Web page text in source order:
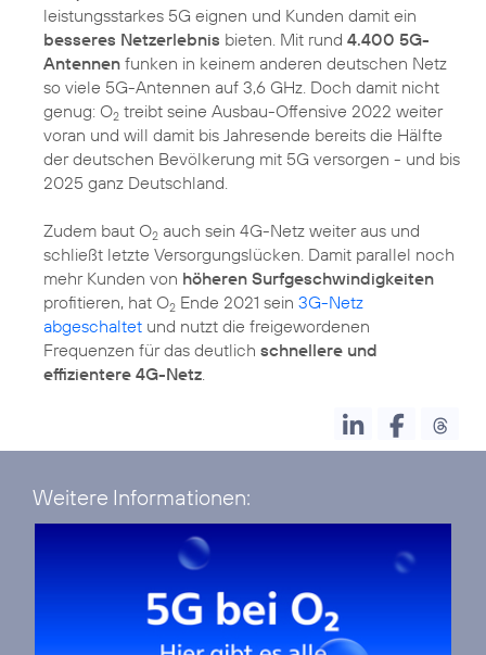
leistungsstarkes 5G eignen und Kunden damit ein
besseres Netzerlebnis bieten. Mit rund 4.400 5G-
Antennen funken in keinem anderen deutschen Netz
so viele 5G-Antennen auf 3,6 GHz. Doch damit nicht
genug: O2 treibt seine Ausbau-Offensive 2022 weiter
voran und will damit bis Jahresende bereits die Hälfte
der deutschen Bevölkerung mit 5G versorgen - und bis
2025 ganz Deutschland.
Zudem baut O2 auch sein 4G-Netz weiter aus und
schließt letzte Versorgungslücken. Damit parallel noch
mehr Kunden von höheren Surfgeschwindigkeiten
profitieren, hat O2 Ende 2021 sein 3G-Netz
abgeschaltet und nutzt die freigewordenen
Frequenzen für das deutlich schnellere und
effizientere 4G-Netz.
Weitere Informationen: